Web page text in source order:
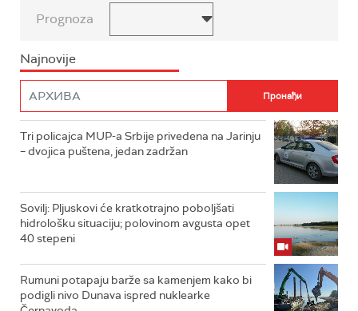
Prognoza
Najnovije
Tri policajca MUP-a Srbije privedena na Jarinju
– dvojica puštena, jedan zadržan
Sovilj: Pljuskovi će kratkotrajno poboljšati
hidrološku situaciju; polovinom avgusta opet
40 stepeni
Rumuni potapaju barže sa kamenjem kako bi
podigli nivo Dunava ispred nuklearke